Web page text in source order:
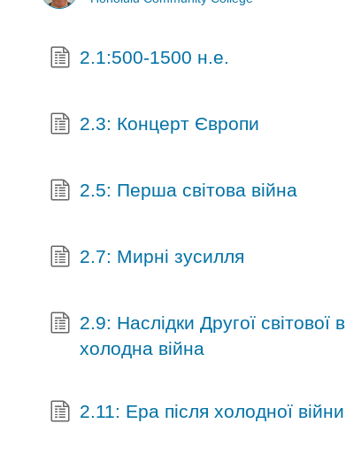
2.1:500-1500 н.е.
2.3: Концерт Європи
2.5: Перша світова війна
2.7: Мирні зусилля
2.9: Наслідки Другої світової
холодна війна
2.11: Ера після холодної війни